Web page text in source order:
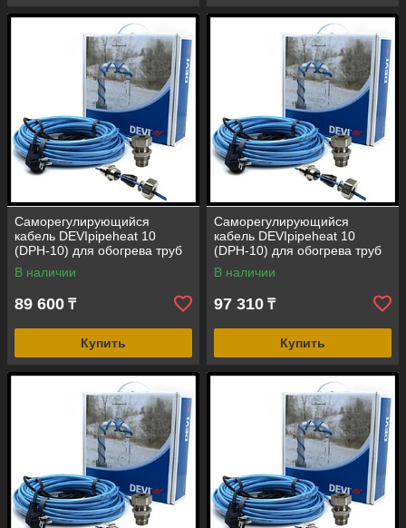
Саморегулирующийся
кабель DEVIpipeheat 10
(DPH-10) для обогрева труб
(длина=14 м, мощность=140
Вт, с вилкой)
В наличии
89 600 ₸
Купить
Саморегулирующийся
кабель DEVIpipeheat 10
(DPH-10) для обогрева труб
(длина=16 м, мощность=160
Вт, с вилкой)
В наличии
97 310 ₸
Купить